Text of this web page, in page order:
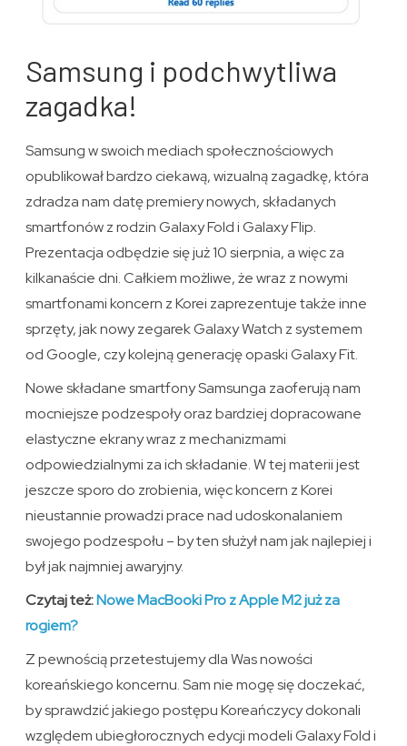
Samsung i podchwytliwa
zagadka!
Samsung w swoich mediach społecznościowych
opublikował bardzo ciekawą, wizualną zagadkę, która
zdradza nam datę premiery nowych, składanych
smartfonów z rodzin Galaxy Fold i Galaxy Flip.
Prezentacja odbędzie się już 10 sierpnia, a więc za
kilkanaście dni. Całkiem możliwe, że wraz z nowymi
smartfonami koncern z Korei zaprezentuje także inne
sprzęty, jak nowy zegarek Galaxy Watch z systemem
od Google, czy kolejną generację opaski Galaxy Fit.
Nowe składane smartfony Samsunga zaoferują nam
mocniejsze podzespoły oraz bardziej dopracowane
elastyczne ekrany wraz z mechanizmami
odpowiedzialnymi za ich składanie. W tej materii jest
jeszcze sporo do zrobienia, więc koncern z Korei
nieustannie prowadzi prace nad udoskonalaniem
swojego podzespołu – by ten służył nam jak najlepiej i
był jak najmniej awaryjny.
Czytaj też:Nowe MacBooki Pro z Apple M2 już za
rogiem?
Z pewnością przetestujemy dla Was nowości
koreańskiego koncernu. Sam nie mogę się doczekać,
by sprawdzić jakiego postępu Koreańczycy dokonali
względem ubiegłorocznych edycji modeli Galaxy Fold i